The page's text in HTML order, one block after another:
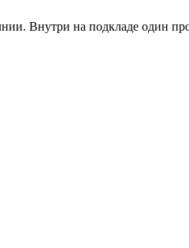
Внутри на подкладе один